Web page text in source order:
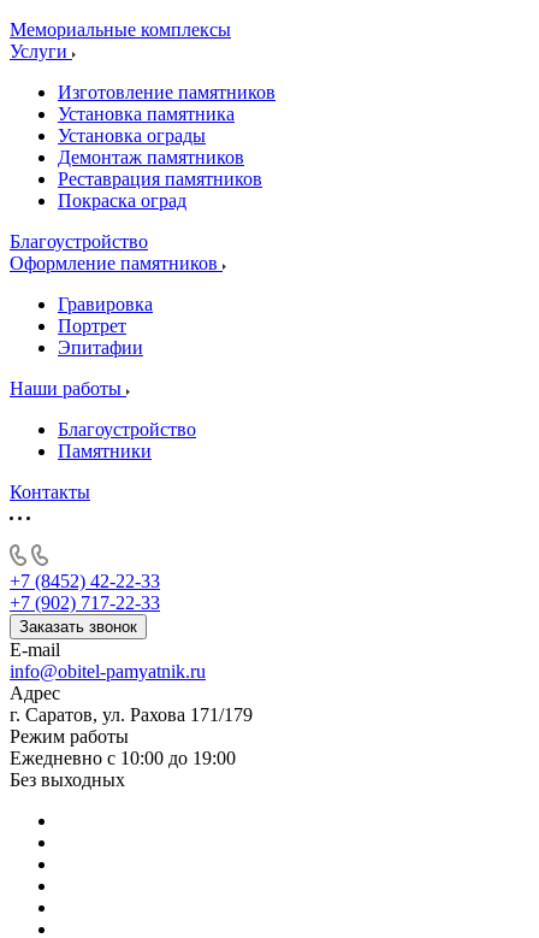
Мемориальные комплексы
Услуги
Изготовление памятников
Установка памятника
Установка ограды
Демонтаж памятников
Реставрация памятников
Покраска оград
Благоустройство
Оформление памятников
Гравировка
Портрет
Эпитафии
Наши работы
Благоустройство
Памятники
Контакты
+7 (8452) 42-22-33
+7 (902) 717-22-33
Заказать звонок
E-mail
info@obitel-pamyatnik.ru
Адрес
г. Саратов, ул. Рахова 171/179
Режим работы
Ежедневно с 10:00 до 19:00
Без выходных